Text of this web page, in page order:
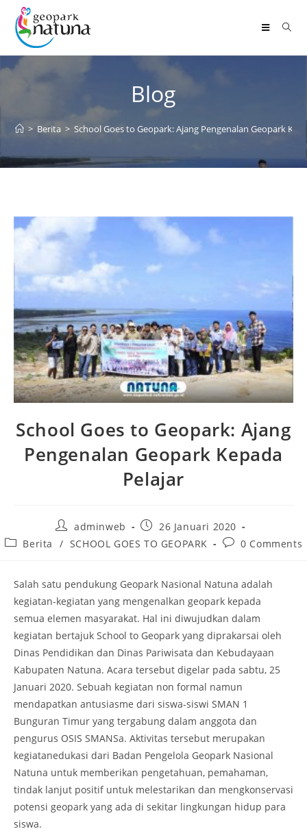
Blog
> Berita > School Goes to Geopark: Ajang Pengenalan Geopark
School Goes to Geopark: Ajang
Pengenalan Geopark Kepada
Pelajar
adminweb
26 Januari 2020
Berita
/ SCHOOL GOES TO GEOPARK 0 Comments
Salah satu pendukung Geopark Nasional Natuna adalah
kegiatan-kegiatan yang mengenalkan geopark kepada
semua elemen masyarakat. Hal ini diwujudkan dalam
kegiatan bertajuk School to Geopark yang diprakarsai oleh
Dinas Pendidikan dan Dinas Pariwisata dan Kebudayaan
Kabupaten Natuna. Acara tersebut digelar pada sabtu, 25
Januari 2020. Sebuah kegiatan non formal namun
mendapatkan antusiasme dari siswa-siswi SMAN 1
Bunguran Timur yang tergabung dalam anggota dan
pengurus OSIS SMANSa. Aktivitas tersebut merupakan
kegiatanedukasi dari Badan Pengelola Geopark Nasional
Natuna untuk memberikan pengetahuan, pemahaman,
tindak lanjut positif untuk melestarikan dan mengkonservasi
potensi geopark yang ada di sekitar lingkungan hidup para
siswa.